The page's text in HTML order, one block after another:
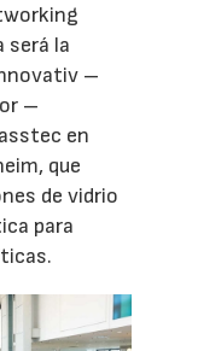
será la
–
–
en
que
de vidrio
para